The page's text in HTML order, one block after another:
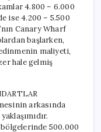
4.800 – 6.000
ise 4.200 – 5.500
Canary Wharf
başlarken,
maliyeti,
hale gelmiş
arkasında
500.000